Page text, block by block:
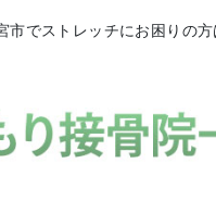
市でストレッチにお困りの